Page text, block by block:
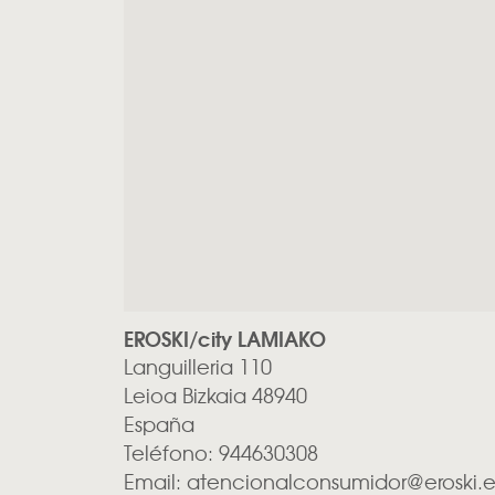
EROSKI/city LAMIAKO
Languilleria 110
Leioa Bizkaia 48940
España
Teléfono: 944630308
Email: